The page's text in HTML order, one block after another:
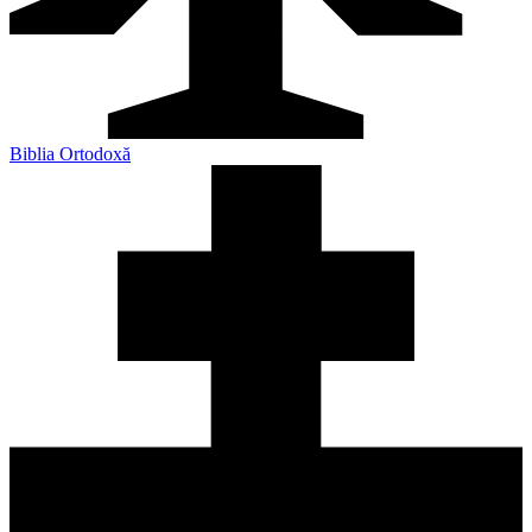
Biblia Ortodoxă